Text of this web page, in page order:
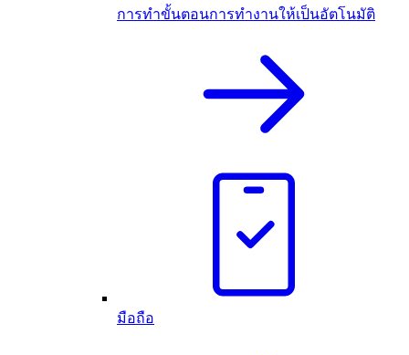
การทำขั้นตอนการทำงานให้เป็นอัตโนมัติ
มือถือ